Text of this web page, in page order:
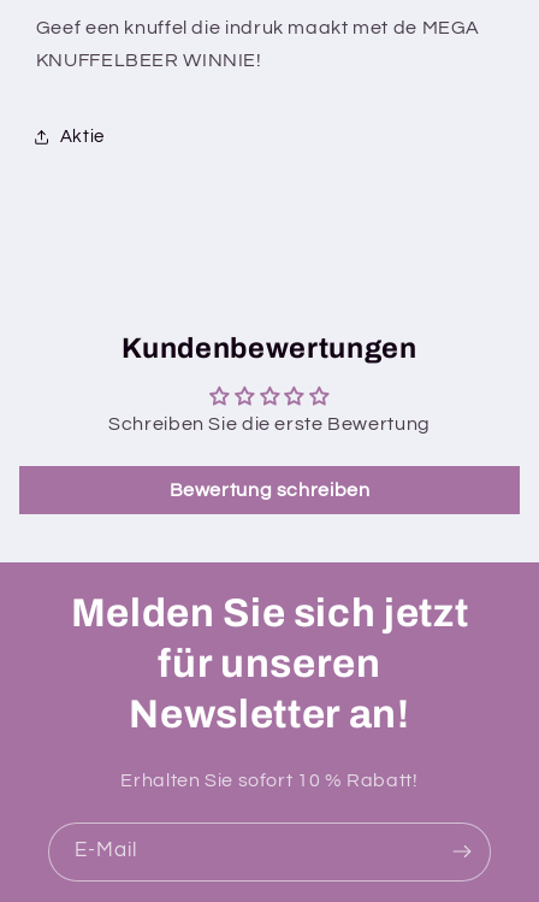
Geef een knuffel die indruk maakt met de MEGA
KNUFFELBEER WINNIE!
Aktie
Kundenbewertungen
Schreiben Sie die erste Bewertung
Bewertung schreiben
Melden Sie sich jetzt
für unseren
Newsletter an!
Erhalten Sie sofort 10 % Rabatt!
E-Mail